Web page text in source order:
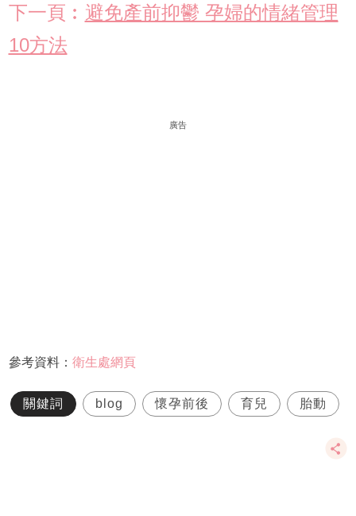
下一頁︰ 避免產前抑鬱 孕婦的情緒管理
10方法
廣告
參考資料： 衛生處網頁
關鍵詞 blog 懷孕前後 育兒 胎動